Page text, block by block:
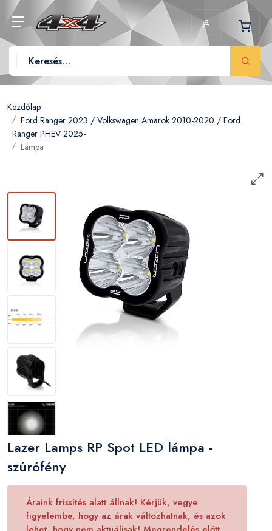
Kezdőlap
Ford Ranger 2023 / Volkswagen Amarok 2010-2020 / Ford
Ranger PHEV 2025-
Lámpa
Lazer Lamps RP Spot LED lámpa -
szúrófény
Áraink frissítés alatt állnak! Kérjük, vegye
figyelembe, hogy az árak változhatnak, és azok